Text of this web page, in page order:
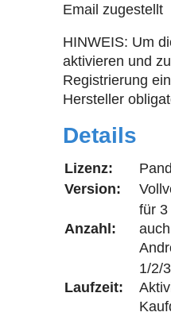
Email zugestellt
HINWEIS: Um
aktivieren und
Registrierung
Hersteller
Details
Lizenz:
Version:
Anzahl:
für 3
Laufzeit:
1/2/